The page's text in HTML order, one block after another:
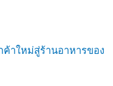
าใหม่สู่ร้านอาหารของ